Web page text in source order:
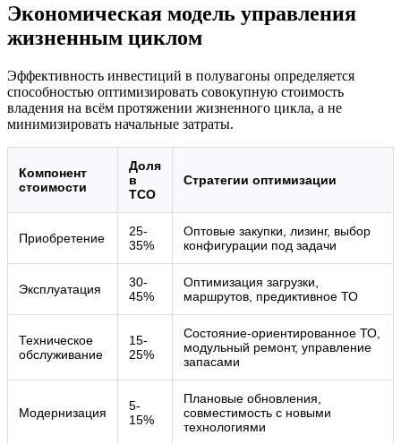
Экономическая модель управления
жизненным циклом
Эффективность инвестиций в полувагоны определяется
способностью оптимизировать совокупную стоимость
владения на всём протяжении жизненного цикла, а не
минимизировать начальные затраты.
Компонент
стоимости
Доля
в
TCO
Стратегии оптимизации
Приобретение
25-
35%
Оптовые закупки, лизинг, выбор
конфигурации под задачи
Эксплуатация
30-
45%
Оптимизация загрузки,
маршрутов, предиктивное ТО
Техническое
обслуживание
15-
25%
Состояние-ориентированное ТО,
модульный ремонт, управление
запасами
Модернизация
5-
15%
Плановые обновления,
совместимость с новыми
технологиями